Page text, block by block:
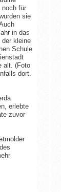
noch für
sie
in das
kleine
Schule
alt. (Foto
dort.
erlebte
zuvor